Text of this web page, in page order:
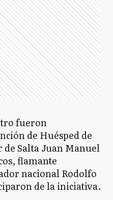
fueron
de Huésped de
Salta Juan Manuel
flamante
nacional Rodolfo
de la iniciativa.